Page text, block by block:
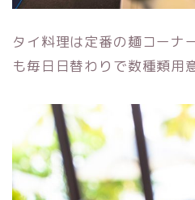
タイ料理は定番の麺コーナ
も毎日日替わりで数種類用